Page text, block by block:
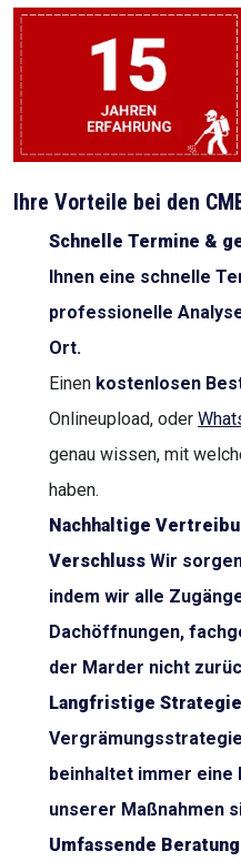
Ihre Vorteile bei den
Schnelle Termine &
Ihnen eine schnelle
professionelle
Ort.
Einen kostenlosen
Onlineupload, oder
genau wissen, mit
haben.
Nachhaltige
Verschluss Wir
indem wir alle
Dachöffnungen,
der Marder nicht
Langfristige
beinhaltet immer eine
unserer Maßnahmen
Umfassende